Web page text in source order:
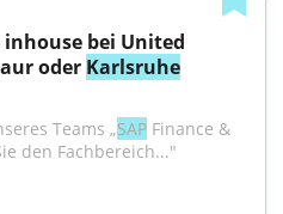
inhouse bei United
oder Karlsruhe
Teams „SAP Finance &
den Fachbereich..."